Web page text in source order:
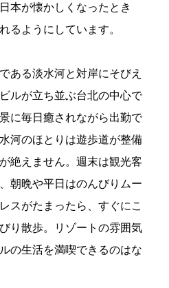
本が懐かしくなったとき
るようにしています。
ある淡水河と対岸にそびえ
ルが立ち並ぶ台北の中心で
に毎日癒されながら出勤で
河のほとりは遊歩道が整備
絶えません。週末は観光客
朝晩や平日はのんびりムー
スがたまったら、すぐにこ
り散歩。リゾートの雰囲気
の生活を満喫できるのはな